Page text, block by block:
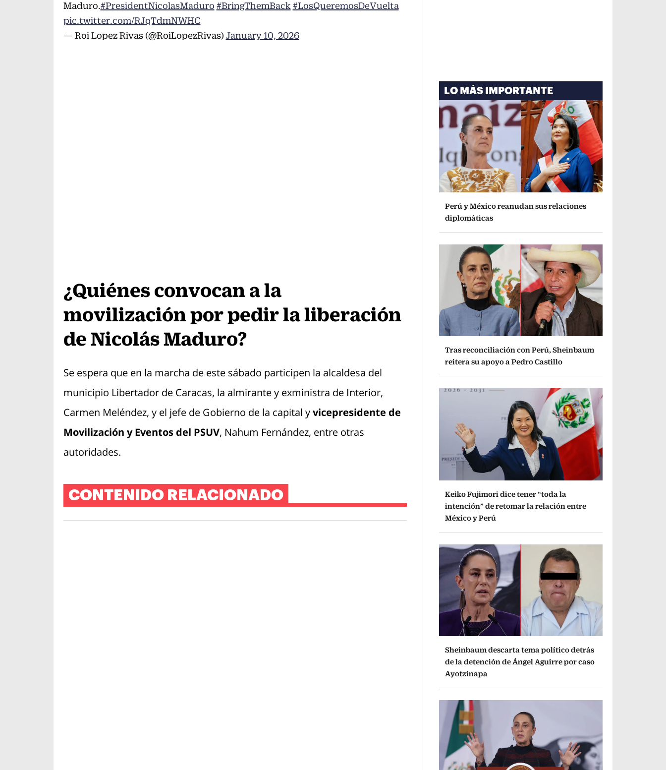
Maduro.#PresidentNicolasMaduro #BringThemBack #LosQueremosDeVuelta
pic.twitter.com/RJqTdmNWHC
— Roi Lopez Rivas (@RoiLopezRivas) January 10, 2026
¿Quiénes convocan a la
movilización por pedir la liberación
de Nicolás Maduro?
Se espera que en la marcha de este sábado participen la alcaldesa del
municipio Libertador de Caracas, la almirante y exministra de Interior,
Carmen Meléndez, y el jefe de Gobierno de la capital yvicepresidente de
Movilización y Eventos del PSUV, Nahum Fernández, entre otras
autoridades.
CONTENIDO RELACIONADO
LO MÁS IMPORTANTE
Perú y México reanudan sus relaciones
diplomáticas
Tras reconciliación con Perú, Sheinbaum
reitera su apoyo a Pedro Castillo
Keiko Fujimori dice tener “toda la
intención” de retomar la relación entre
México y Perú
Sheinbaum descarta tema político detrás
de la detención de Ángel Aguirre por caso
Ayotzinapa